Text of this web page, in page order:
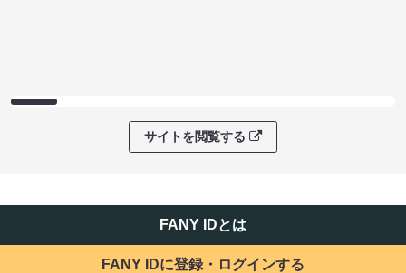
サイトを閲覧する
FANY IDとは
FANY IDに登録・ログインする